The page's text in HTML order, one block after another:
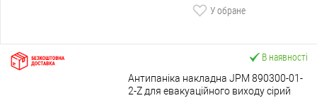
У обране
В наявності
Антипаніка накладна JPM 890300-01-
2-Z для евакуаційного виходу сірий